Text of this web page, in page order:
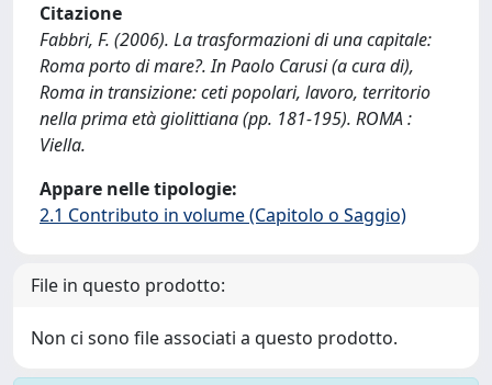
Citazione
Fabbri, F. (2006). La trasformazioni di una capitale:
Roma porto di mare?. In Paolo Carusi (a cura di),
Roma in transizione: ceti popolari, lavoro, territorio
nella prima età giolittiana (pp. 181-195). ROMA :
Viella.
Appare nelle tipologie:
2.1 Contributo in volume (Capitolo o Saggio)
File in questo prodotto:
Non ci sono file associati a questo prodotto.